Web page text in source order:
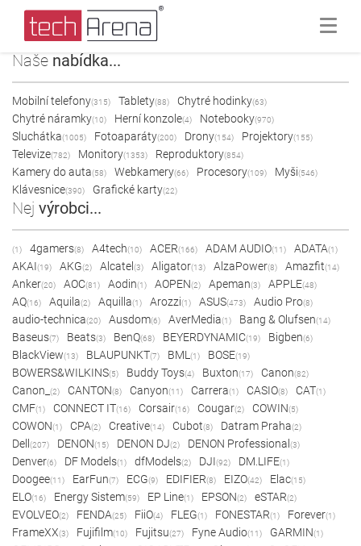
Naše nabídka...
Mobilní telefony(315) Tablety(88) Chytré hodinky(63)
Chytré náramky(10) Herní konzole(4) Notebooky(970)
Sluchátka(1005) Fotoaparáty(200) Drony(154) Projektory(155)
Televize(782) Monitory(1353) Reproduktory(854)
Kamery do auta(58) Webkamery(66) Procesory(109) Myši(546)
Klávesnice(390) Grafické karty(22)
Nej výrobci...
(1) 4gamers(8) A4tech(10) ACER(166) ADAM AUDIO(11) ADATA(1)
AKAI(19) AKG(2) Alcatel (3) Aligator(13) AlzaPower(8) Amazfit(14)
Anker(20) AOC(81) Aodin(1) AOPEN(2) Apeman(3) APPLE(48)
AQ(16) Aquila(2) Aquilla(1) Arozzi(1) ASUS(473) Audio Pro(8)
audio-technica(20) Ausdom(6) AverMedia(1) Bang & Olufsen(14)
Baseus(7) Beats(3) BenQ(68) BEYERDYNAMIC(19) Bigben(6)
BlackView(13) BLAUPUNKT(7) BML (1) BOSE(19)
BOWERS&WILKINS(5) Buddy Toys(4) Buxton(17) Canon(82)
Canon_ (2) CANTON(8) Canyon(11) Carrera(1) CASIO(8) CAT(1)
CMF(1) CONNECT IT(16) Corsair(16) Cougar(2) COWIN(5)
COWON(1) CPA(2) Creative(14) Cubot(8) Datram Praha(2)
Dell (207) DENON(15) DENON DJ(2) DENON Professional (3)
Denver(6) DF Models(1) dfModels(2) DJI(92) DM.LIFE(1)
Doogee(11) EarFun(7) ECG(9) EDIFIER(8) EIZO(42) Elac(15)
ELO(16) Energy Sistem(59) EP Line(1) EPSON(2) eSTAR(2)
EVOLVEO(2) FENDA(25) FiiO(4) FLEG(1) FONESTAR(1) Forever(1)
FrameXX(3) Fujifilm(10) Fujitsu(27) Fyne Audio(11) GARMIN(1)